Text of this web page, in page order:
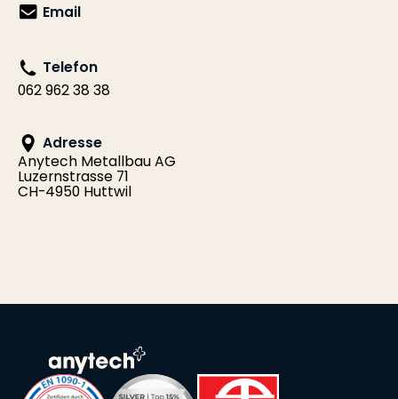
Email
Telefon
062 962 38 38
Adresse
Anytech Metallbau AG
Luzernstrasse 71
CH-4950 Huttwil